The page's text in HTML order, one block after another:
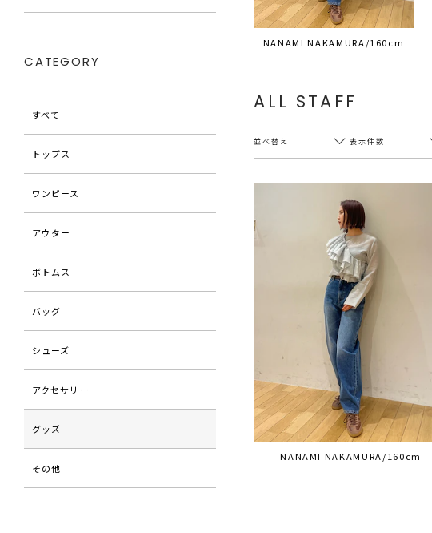
NANAMI NAKAMURA/160cm
ALL STAFF
並べ替え
アクセス順
表示件数
NANAMI NAKAMURA/160cm
CATEGORY
すべて
トップス
ワンピース
アウター
ボトムス
バッグ
シューズ
アクセサリー
グッズ
その他